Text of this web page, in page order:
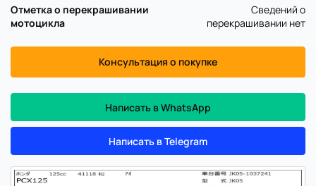
Отметка о перекрашивании
мотоцикла
Сведений о
перекрашивании нет
Консультация о покупке
Написать в WhatsApp
Написать в Telegram